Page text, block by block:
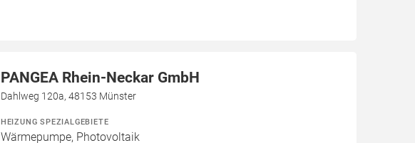
PANGEA Rhein-Neckar GmbH
Dahlweg 120a, 48153 Münster
HEIZUNG SPEZIALGEBIETE
Wärmepumpe, Photovoltaik